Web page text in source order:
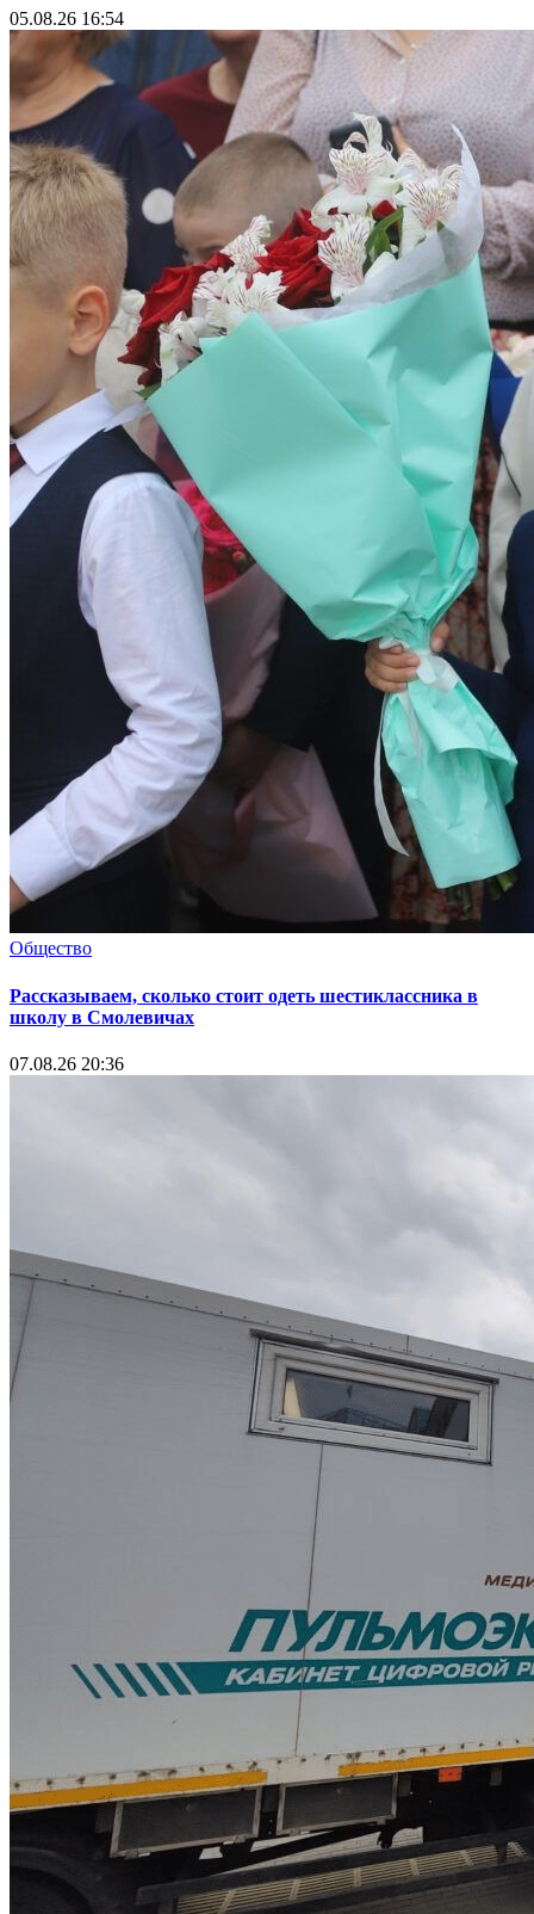
05.08.26 16:54
Общество
Рассказываем, сколько стоит одеть шестиклассника в
школу в Смолевичах
07.08.26 20:36